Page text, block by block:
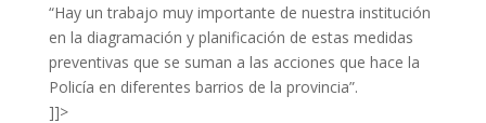
“Hay un trabajo muy importante de nuestra institución
en la diagramación y planificación de estas medidas
preventivas que se suman a las acciones que hace la
Policía en diferentes barrios de la provincia”.
]]>